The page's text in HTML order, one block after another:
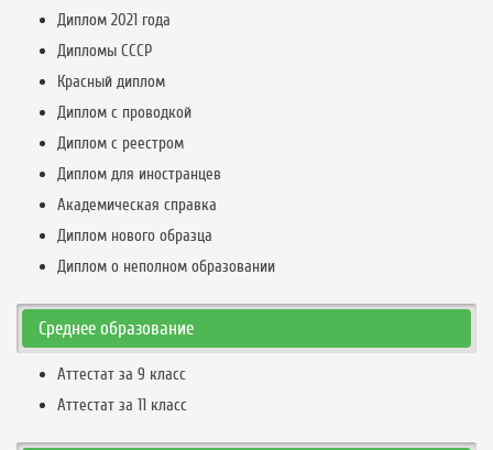
Диплом 2021 года
Дипломы СССР
Красный диплом
Диплом с проводкой
Диплом с реестром
Диплом для иностранцев
Академическая справка
Диплом нового образца
Диплом о неполном образовании
Среднее образование
Аттестат за 9 класс
Аттестат за 11 класс